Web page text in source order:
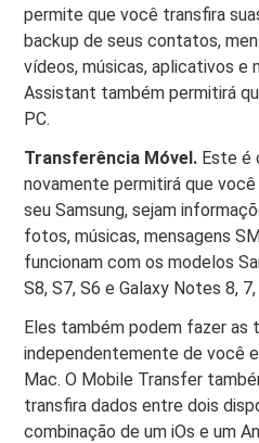
permite que você transfira
backup de seus contatos,
vídeos, músicas, aplicativos e
Assistant também permitirá
PC.
Transferência Móvel. Este é
novamente permitirá que
seu Samsung, sejam
fotos, músicas, mensagens
funcionam com os modelos
S8, S7, S6 e Galaxy Notes 8, 7,
Eles também podem fazer as
independentemente de você
Mac. O Mobile Transfer
transfira dados entre dois
combinação de um iOs e um